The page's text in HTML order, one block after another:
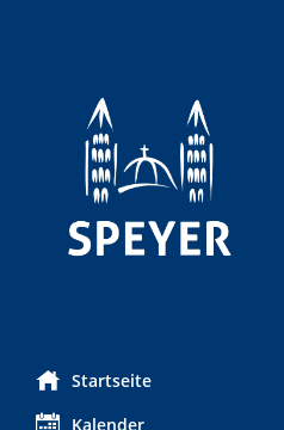
Startseite
Kalender